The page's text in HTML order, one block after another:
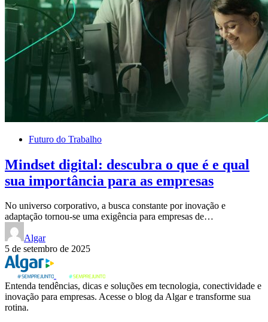
Futuro do Trabalho
Mindset digital: descubra o que é e qual
sua importância para as empresas
No universo corporativo, a busca constante por inovação e
adaptação tornou-se uma exigência para empresas de…
Algar
5 de setembro de 2025
Entenda tendências, dicas e soluções em tecnologia, conectividade e
inovação para empresas. Acesse o blog da Algar e transforme sua
rotina.